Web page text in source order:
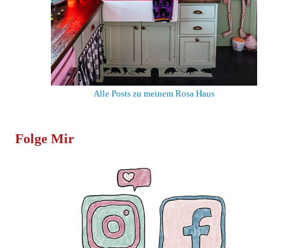
Alle Posts zu meinem Rosa Haus
Folge Mir